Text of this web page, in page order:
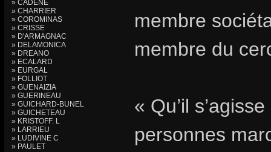
» CADENE
» CHARRIER
» COROMINAS
» CRISSE
» D'ARMAGNAC
» DELAMONICA
» DREANO
» ECALARD
» EURGAL
» FOLLIOT
» GUENAIZIA
» GUERINEAU
» GUICHARD-BUNEL
» GUICHETEAU
» KRISTOFF. L
» LARRIEU
» LUDIVINE C
» PAULET
membre
membre du
« Qu’il
personnes